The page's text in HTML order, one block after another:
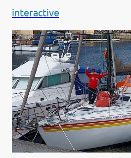
interactive